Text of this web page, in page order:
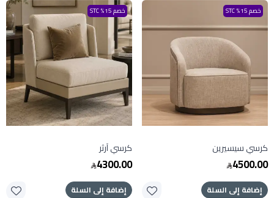
خصم 15% STC
كرسي سيسيرين
4500.00
إضافة إلى السلة
خصم 15% STC
كرسي آرثر
4300.00
إضافة إلى السلة